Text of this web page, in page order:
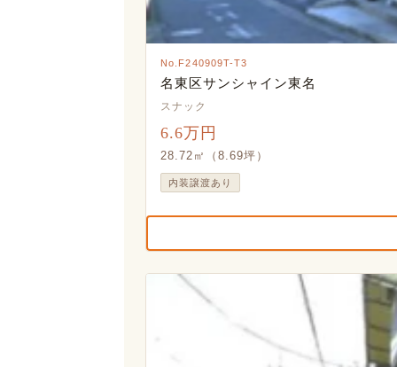
No.F240909T-T3
名東区サンシャイン東名
スナック
6.6万円
28.72㎡（8.69坪）
内装譲渡あり